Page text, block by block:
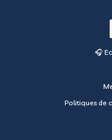
🎧
Politiques de